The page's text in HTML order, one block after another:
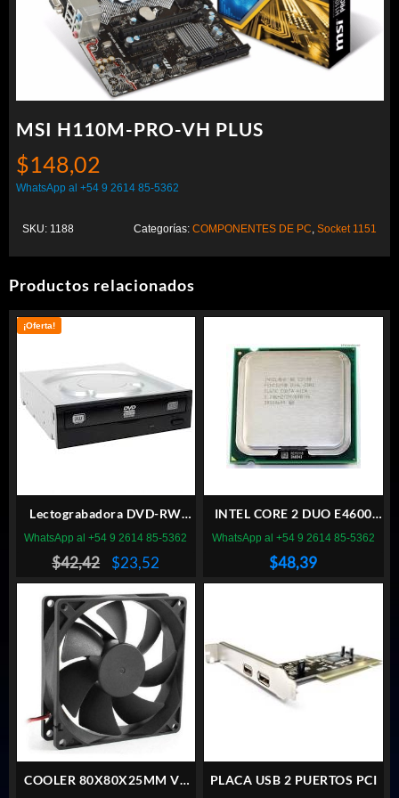
MSI H110M-PRO-VH PLUS
$148,02
WhatsApp al +54 9 2614 85-5362
SKU: 1188 Categorías: COMPONENTES DE PC, Socket 1151
Productos relacionados
¡Oferta!
Lectograbadora DVD-RW
LITEON
$42,42
El
precio
original
era:
$42,42.
$23,52
precio
actual
es:
$23,52.
WhatsApp al +54 9 2614 85-5362
INTEL CORE 2 DUO E4600
SOCKET LGA 775
$48,39
WhatsApp al +54 9 2614 85-5362
COOLER 80X80X25MM VT
PLACA USB 2 PUERTOS PCI